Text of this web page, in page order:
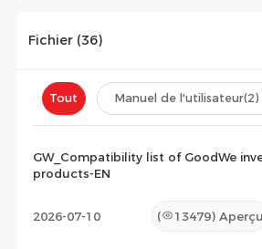
Fichier (36)
Tout Manuel de l'utilisateur(2)
Liste de compatibilité
Document de maintenance(0)
GW_Compatibility list of GoodWe
products-EN
2026-07-10 ( 13479) Aperçu